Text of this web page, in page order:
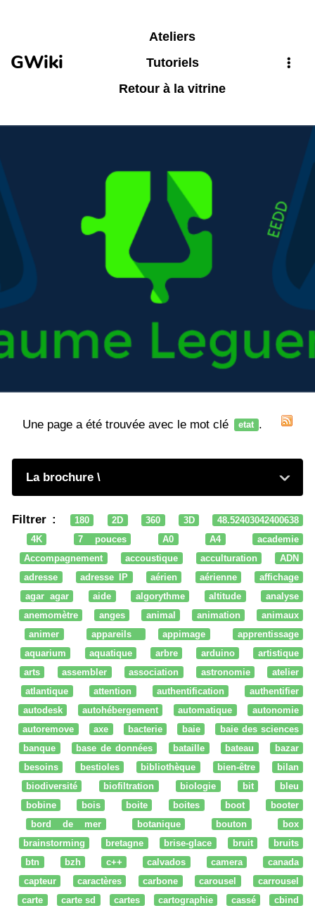
GWiki
Ateliers
Tutoriels
Retour à la vitrine
Une page a été trouvée avec le mot clé etat .
La brochure \
Filtrer : 180 2D 360 3D
48.52403042400638
4K
7 pouces A0 A4
academie
Accompagnement
accoustique acculturation
ADN
adresse
adresse IP aérien aérienne
affichage
agar agar
aide algorythme altitude
analyse
anemomètre
anges animal animation
animaux
animer
appareils appimage
apprentissage
aquarium
aquatique arbre arduino
artistique
arts
assembler association astronomie
atelier
atlantique
attention authentification
authentifier
autodesk
autohébergement automatique
autonomie
autoremove
axe bacterie baie
baie des sciences
banque
base de données bataille bateau
bazar
besoins
bestioles bibliothèque bien-être
bilan
biodiversité
biofiltration biologie bit
bleu
bobine
bois boite boites boot
booter
bord de mer
botanique bouton
box
brainstorming
bretagne brise-glace bruit
bruits
btn
bzh c++ calvados camera
canada
capteur
caractères carbone carousel
carrousel
carte
carte sd cartes cartographie cassé
cbind